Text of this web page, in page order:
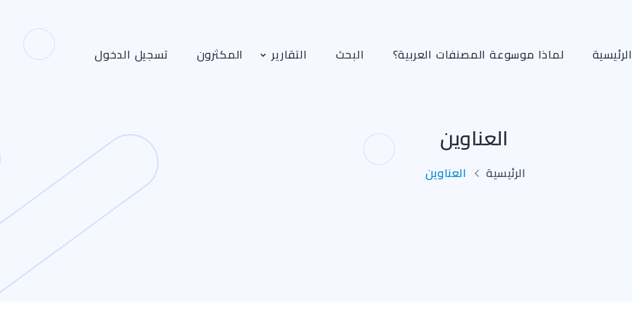
لماذا موسوعة المصنفات العربية؟ البحث التقارير المكثرون تسجيل الدخول
العناوين
الرئيسية العناوين